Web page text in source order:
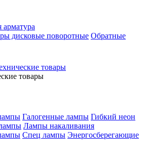
арматура
дисковые поворотные Обратные
товары
товары
Галогенные лампы Гибкий неон
Лампы накаливания
Спец лампы Энергосберегающие